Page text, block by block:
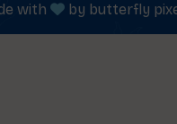
with
by butterfly